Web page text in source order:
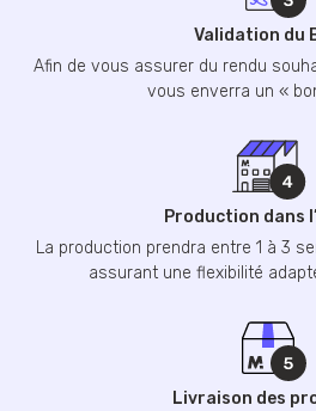
Validation du
Afin de vous assurer du rendu
vous enverra un «
Production dans
La production prendra entre 1 à 3
assurant une flexibilité
Livraison des